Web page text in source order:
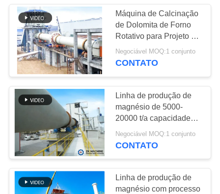
EXCURSÃO
DA
FÁBRICA
CONTROLE
DA
QUALIDADE
CONTACTE-
NOS
NOTÍCIA
Linha de produção
de magnésio
19
moedor do moinho
de bola
69
Máquina de Calcinação
de Dolomita de Forno
Rotativo para Projeto de
Metal de Magnésio
Negociável MOQ:1 conjunto
CONTATO
Linha de produção de
magnésio de 5000-
20000 t/a capacidade
com processo Pidgeon
Negociável MOQ:1 conjunto
CONTATO
Linha de produção de
magnésio com processo